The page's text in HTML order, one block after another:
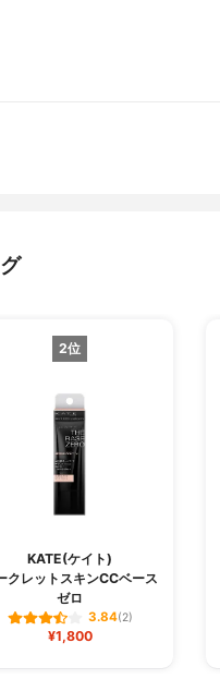
2位
KATE(ケイト)
クレットスキンCCベース
ゼロ
3.84(2)
¥1,800